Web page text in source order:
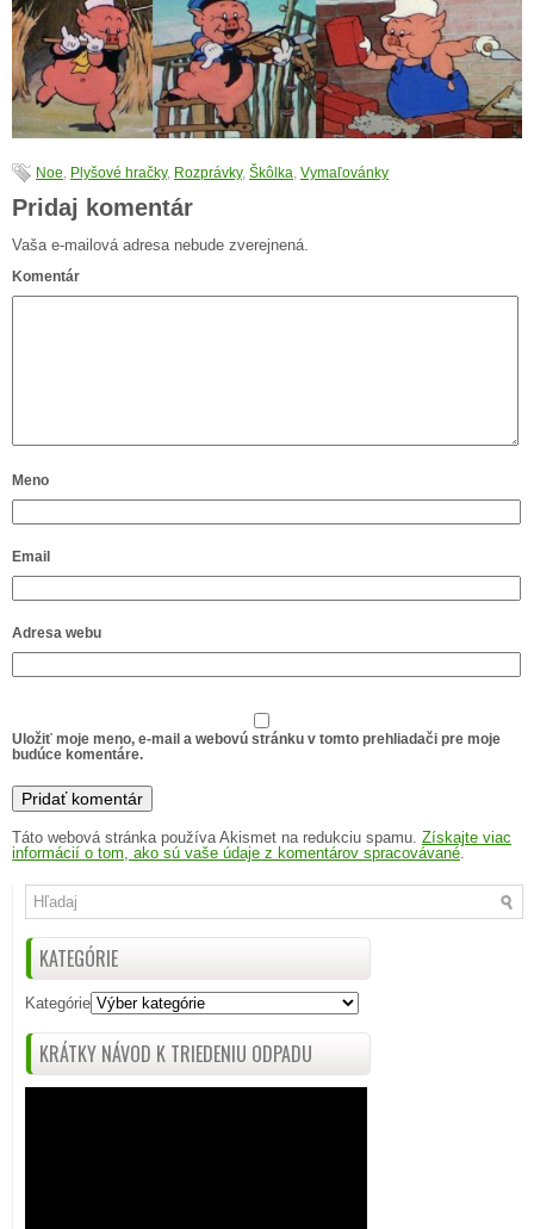
Noe, Plyšové hračky, Rozprávky, Škôlka, Vymaľovánky
Pridaj komentár
Vaša e-mailová adresa nebude zverejnená.
Komentár
Meno
Email
Adresa webu
Uložiť moje meno, e-mail a webovú stránku v tomto prehliadači pre moje
budúce komentáre.
Táto webová stránka používa Akismet na redukciu spamu. Získajte viac
informácií o tom, ako sú vaše údaje z komentárov spracovávané
KATEGÓRIE
Kategórie
KRÁTKY NÁVOD K TRIEDENIU ODPADU